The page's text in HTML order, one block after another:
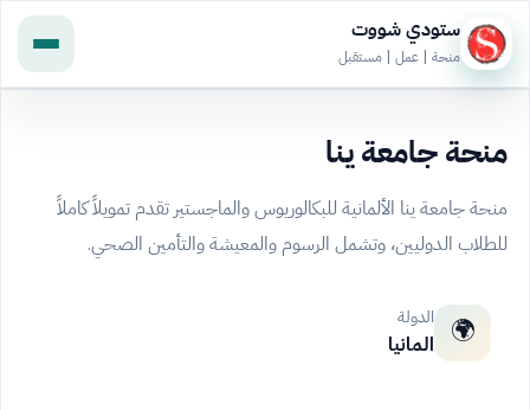
ستودي شووت
منحة | عمل | مستقبل
منحة جامعة ينا
منحة جامعة ينا الألمانية للبكالوريوس والماجستير تقدم تمويلاً كاملاً
للطلاب الدوليين، وتشمل الرسوم والمعيشة والتأمين الصحي.
🌍 الدولة
المانيا